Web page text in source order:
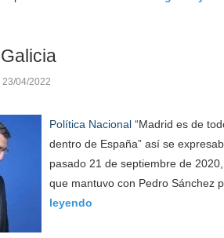
| 23/04/2022
Política Nacional “Madrid es de
dentro de España” así se
pasado 21 de septiembre de
que mantuvo con Pedro Sánchez
leyendo